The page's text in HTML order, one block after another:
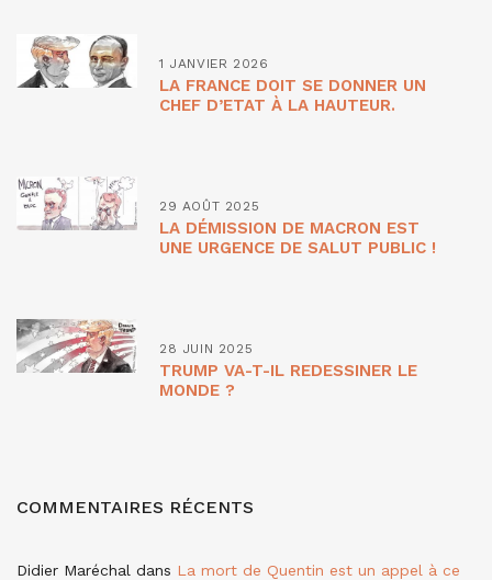
1 JANVIER 2026
LA FRANCE DOIT SE DONNER UN
CHEF D’ETAT À LA HAUTEUR.
29 AOÛT 2025
LA DÉMISSION DE MACRON EST
UNE URGENCE DE SALUT PUBLIC !
28 JUIN 2025
TRUMP VA-T-IL REDESSINER LE
MONDE ?
COMMENTAIRES RÉCENTS
Didier Maréchal dans La mort de Quentin est un appel à ce